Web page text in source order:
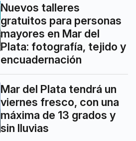
Nuevos talleres
gratuitos para personas
mayores en Mar del
Plata: fotografía, tejido y
encuadernación
Mar del Plata tendrá un
viernes fresco, con una
máxima de 13 grados y
sin lluvias